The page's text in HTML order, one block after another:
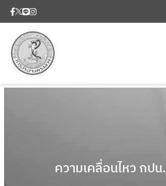
ความเคลื่อนไหว กปน.